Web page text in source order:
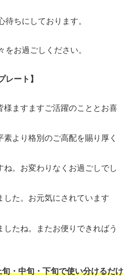
待ちにしております。
をお過ごしください。
レート】
ますますご活躍のこととお喜
より格別のご高配を賜り厚く
ね。お変わりなくお過ごしでし
した。お元気にされています
したね。またお便りできればう
・中旬・下旬で使い分けるだけ